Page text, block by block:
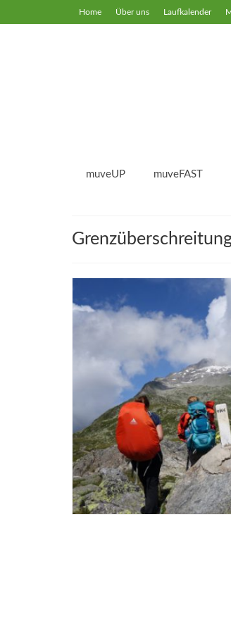
Home Über uns Laufkalender
muveUP muveFAST